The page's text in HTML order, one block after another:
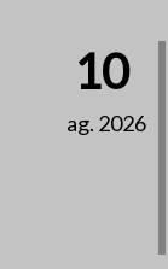
10
ag. 2026